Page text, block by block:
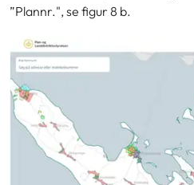
”Plannr.", se figur 8 b.